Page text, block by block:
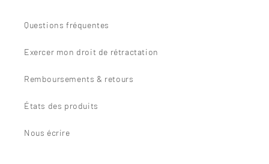
Questions fréquentes
Exercer mon droit de rétractation
Remboursements & retours
États des produits
Nous écrire